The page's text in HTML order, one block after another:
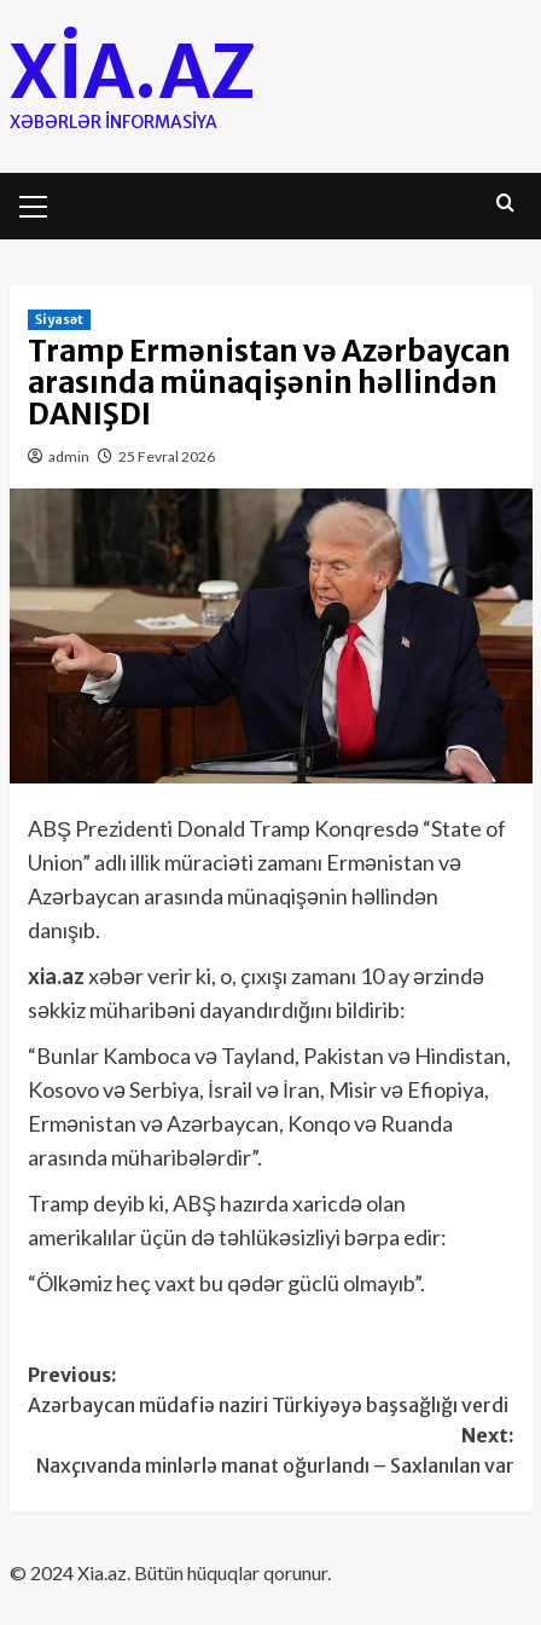
to
content
XIA.AZ
XƏBƏRLƏR INFORMASIYA
Menu
Siyasət
Tramp Ermənistan və Azərbaycan
arasında münaqişənin həllindən
DANIŞDI
admin 25 Fevral 2026
ABŞ Prezidenti Donald Tramp Konqresdə “State of
Union” adlı illik müraciəti zamanı Ermənistan və
Azərbaycan arasında münaqişənin həllindən
danışıb.
xia.azxəbər verir ki, o, çıxışı zamanı 10 ay ərzində
səkkiz müharibəni dayandırdığını bildirib:
“Bunlar Kamboca və Tayland, Pakistan və Hindistan,
Kosovo və Serbiya, İsrail və İran, Misir və Efiopiya,
Ermənistan və Azərbaycan, Konqo və Ruanda
arasında müharibələrdir”.
Tramp deyib ki, ABŞ hazırda xaricdə olan
amerikalılar üçün də təhlükəsizliyi bərpa edir:
“Ölkəmiz heç vaxt bu qədər güclü olmayıb”.
Post
navigation
Previous:
Azərbaycan müdafiə naziri Türkiyəyə başsağlığı verdi
Next:
Naxçıvanda minlərlə manat oğurlandı – Saxlanılan var
​© 2024 Xia.az. Bütün hüquqlar qorunur.